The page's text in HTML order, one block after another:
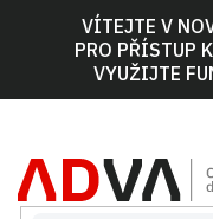
VÍTEJTE V
PRO PŘÍSTUP
VYUŽIJTE